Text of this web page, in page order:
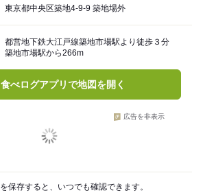
東京都中央区築地4-9-9 築地場外
都営地下鉄大江戸線築地市場駅より徒歩３分
築地市場駅から266m
食べログアプリで地図を開く
広告を非表示
保存すると、いつでも確認できます。